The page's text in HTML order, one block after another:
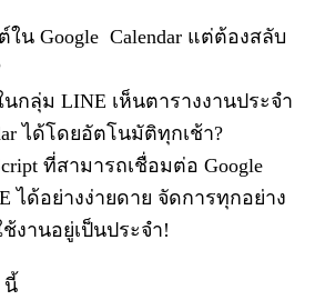
ใน Google Calendar แต่ต้องสลับ
กลุ่ม LINE เห็นตารางงานประจำ
ได้โดยอัตโนมัติทุกเช้า?
ที่สามารถเชื่อมต่อ Google
ได้อย่างง่ายดาย จัดการทุกอย่าง
งานอยู่เป็นประจำ!
นี้